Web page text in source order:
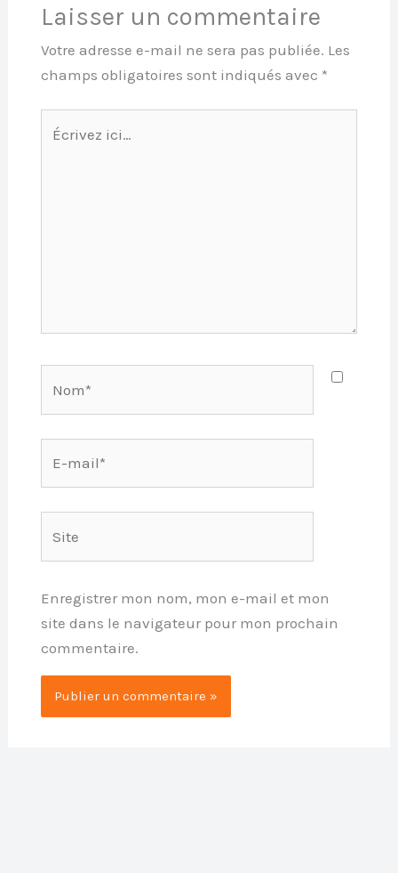
Laisser un commentaire
Votre adresse e-mail ne sera pas publiée. Les
champs obligatoires sont indiqués avec *
Enregistrer mon nom, mon e-mail et mon
site dans le navigateur pour mon prochain
commentaire.